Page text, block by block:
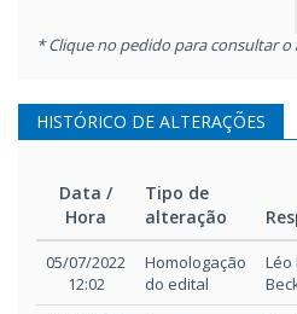
* Clique no pedido para consultar
HISTÓRICO DE ALTERAÇÕES
Data /
Hora
Tipo de
alteração
Data /
Hora
Tipo de
alteração
05/07/2022
12:02
Homologação
do edital
Léo